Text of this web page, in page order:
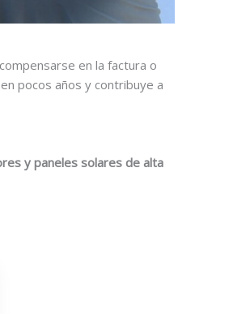
en la factura o
pocos años y contribuye a
y paneles solares de alta